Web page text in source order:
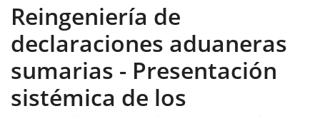
Reingeniería de
declaraciones aduaneras
sumarias - Presentación
sistémica de los